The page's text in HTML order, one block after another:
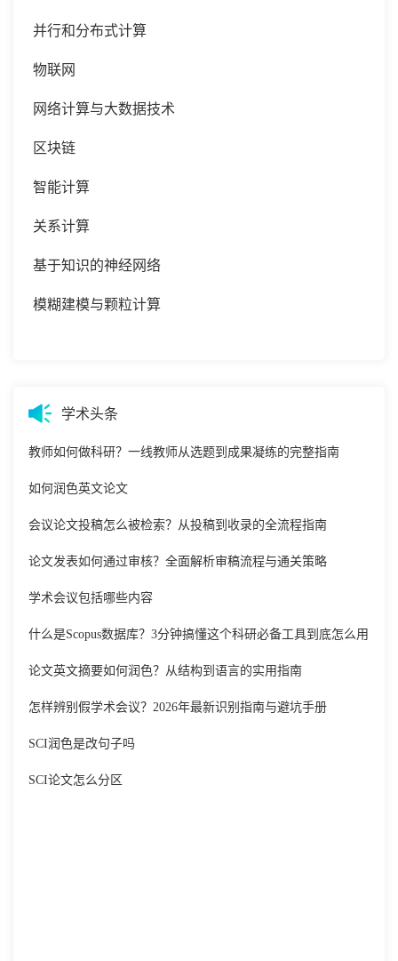
并行和分布式计算
物联网
网络计算与大数据技术
区块链
智能计算
关系计算
基于知识的神经网络
模糊建模与颗粒计算
学术头条
教师如何做科研？一线教师从选题到成果凝练的完整指南
如何润色英文论文
会议论文投稿怎么被检索？从投稿到收录的全流程指南
论文发表如何通过审核？全面解析审稿流程与通关策略
学术会议包括哪些内容
什么是Scopus数据库？3分钟搞懂这个科研必备工具到底怎么用
论文英文摘要如何润色？从结构到语言的实用指南
怎样辨别假学术会议？2026年最新识别指南与避坑手册
SCI润色是改句子吗
SCI论文怎么分区